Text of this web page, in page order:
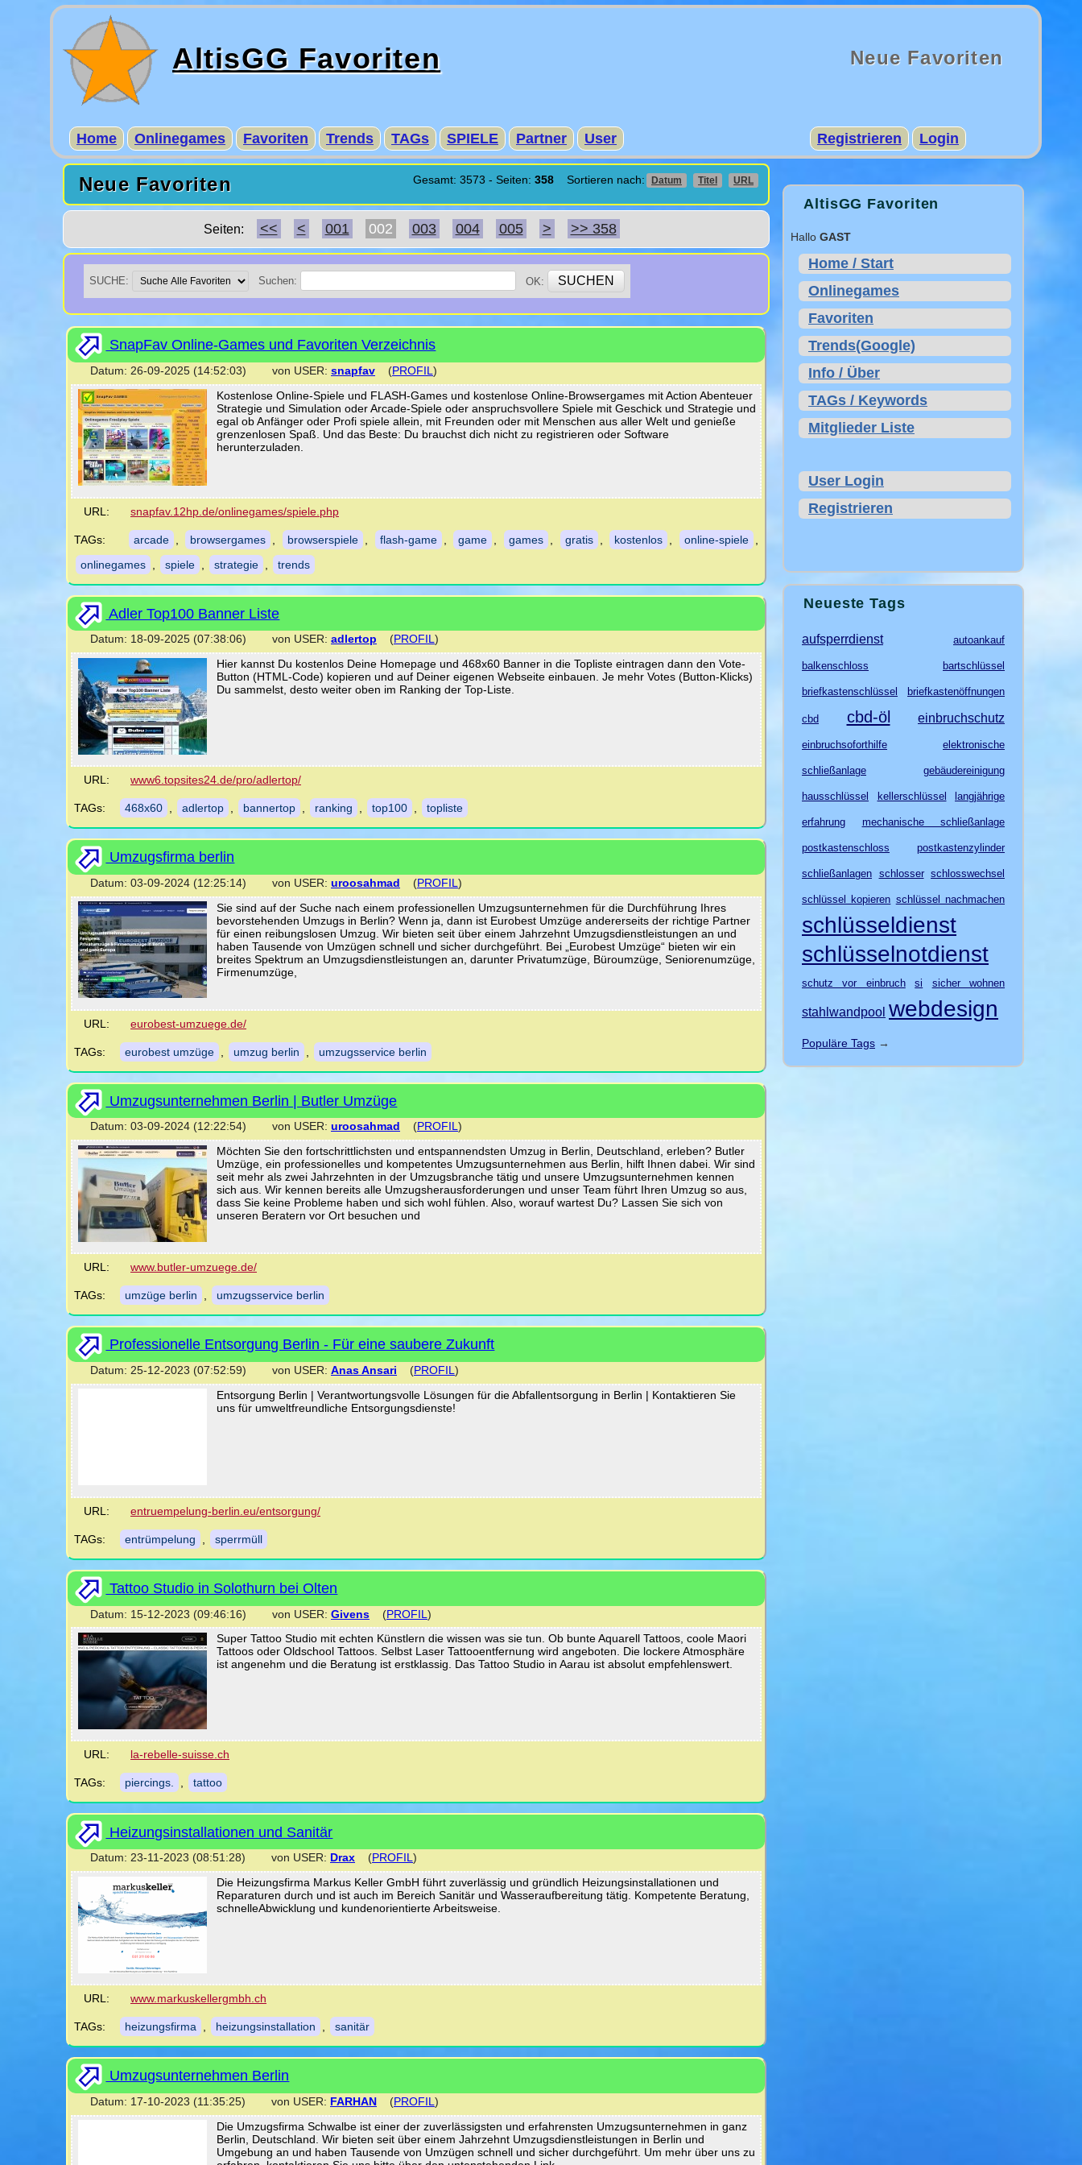
AltisGG Favoriten Neue Favoriten
Home Onlinegames Favoriten Trends TAGs SPIELE Partner User Login
Registrieren
Gesamt: 3573 - Seiten: 358 Sortieren nach: Datum Titel URL
Neue Favoriten
Seiten: << < 001 002 003 004 005 > >> 358
SUCHE: Suchen: OK:
SnapFav Online-Games und Favoriten Verzeichnis
Datum: 26-09-2025 (14:52:03) von USER: snapfav (PROFIL )
Kostenlose Online-Spiele und FLASH-Games und kostenlose Online-Browsergames mit Action Abenteuer
Strategie und Simulation oder Arcade-Spiele oder anspruchsvollere Spiele mit Geschick und Strategie und
egal ob Anfänger oder Profi spiele allein, mit Freunden oder mit Menschen aus aller Welt und genieße
grenzenlosen Spaß. Und das Beste: Du brauchst dich nicht zu registrieren oder Software
herunterzuladen.
URL: snapfav.12hp.de/onlinegames/spiele.php
TAGs: arcade browsergames browserspiele flash-game game games gratis kostenlos online-spiele
onlinegames
spiele strategie trends
Adler Top100 Banner Liste
Datum: 18-09-2025 (07:38:06) von USER: adlertop (PROFIL)
Hier kannst Du kostenlos Deine Homepage und 468x60 Banner in die Topliste eintragen dann den Vote-
Button (HTML-Code) kopieren und auf Deiner eigenen Webseite einbauen. Je mehr Votes (Button-Klicks)
Du sammelst, desto weiter oben im Ranking der Top-Liste.
URL: www6.topsites24.de/pro/adlertop/
TAGs: 468x60 adlertop bannertop ranking top100 topliste
Umzugsfirma berlin
Datum: 03-09-2024 (12:25:14) von USER: uroosahmad (PROFIL )
Sie sind auf der Suche nach einem professionellen Umzugsunternehmen für die Durchführung Ihres
bevorstehenden Umzugs in Berlin? Wenn ja, dann ist Eurobest Umzüge andererseits der richtige Partner
für einen reibungslosen Umzug. Wir bieten seit über einem Jahrzehnt Umzugsdienstleistungen an und
haben Tausende von Umzügen schnell und sicher durchgeführt. Bei „Eurobest Umzüge“ bieten wir ein
breites Spektrum an Umzugsdienstleistungen an, darunter Privatumzüge, Büroumzüge, Seniorenumzüge,
Firmenumzüge,
URL: eurobest-umzuege.de/
TAGs: eurobest umzüge umzug berlin umzugsservice berlin
Umzugsunternehmen Berlin | Butler Umzüge
Datum: 03-09-2024 (12:22:54) von USER: uroosahmad (PROFIL)
Möchten Sie den fortschrittlichsten und entspannendsten Umzug in Berlin, Deutschland, erleben? Butler
Umzüge, ein professionelles und kompetentes Umzugsunternehmen aus Berlin, hilft Ihnen dabei. Wir sind
seit mehr als zwei Jahrzehnten in der Umzugsbranche tätig und unsere Umzugsunternehmen kennen
sich aus. Wir kennen bereits alle Umzugsherausforderungen und unser Team führt Ihren Umzug so aus,
dass Sie keine Probleme haben und sich wohl fühlen. Also, worauf wartest Du? Lassen Sie sich von
unseren Beratern vor Ort besuchen und
URL: www.butler-umzuege.de/
TAGs: umzüge berlin , umzugsservice berlin
Professionelle Entsorgung Berlin - Für eine saubere Zukunft
Datum: 25-12-2023 (07:52:59) von USER: Anas Ansari (PROFIL )
Entsorgung Berlin | Verantwortungsvolle Lösungen für die Abfallentsorgung in Berlin | Kontaktieren Sie
uns für umweltfreundliche Entsorgungsdienste!
URL: entruempelung-berlin.eu/entsorgung/
TAGs: entrümpelung sperrmüll
Tattoo Studio in Solothurn bei Olten
Datum: 15-12-2023 (09:46:16) von USER: Givens (PROFIL )
Super Tattoo Studio mit echten Künstlern die wissen was sie tun. Ob bunte Aquarell Tattoos, coole Maori
Tattoos oder Oldschool Tattoos. Selbst Laser Tattooentfernung wird angeboten. Die lockere Atmosphäre
ist angenehm und die Beratung ist erstklassig. Das Tattoo Studio in Aarau ist absolut empfehlenswert.
URL: la-rebelle-suisse.ch
TAGs: piercings. , tattoo
Heizungsinstallationen und Sanitär
Datum: 23-11-2023 (08:51:28) von USER: Drax (PROFIL )
Die Heizungsfirma Markus Keller GmbH führt zuverlässig und gründlich Heizungsinstallationen und
Reparaturen durch und ist auch im Bereich Sanitär und Wasseraufbereitung tätig. Kompetente Beratung,
schnelleAbwicklung und kundenorientierte Arbeitsweise.
URL: www.markuskellergmbh.ch
TAGs: heizungsfirma heizungsinstallation sanitär
Umzugsunternehmen Berlin
Datum: 17-10-2023 (11:35:25) von USER: FARHAN (PROFIL )
Die Umzugsfirma Schwalbe ist einer der zuverlässigsten und erfahrensten Umzugsunternehmen in ganz
Berlin, Deutschland. Wir bieten seit über einem Jahrzehnt Umzugsdienstleistungen in Berlin und
Umgebung an und haben Tausende von Umzügen schnell und sicher durchgeführt. Um mehr über uns zu
AltisGG Favoriten
Hallo GAST
Home / Start
Onlinegames
Favoriten
Trends(Google)
Info / Über
TAGs / Keywords
Mitglieder Liste
User Login
Registrieren
Neueste Tags
aufsperrdienst autoankauf
balkenschloss bartschlüssel
briefkastenschlüssel briefkastenöffnungen
cbd cbd-öl einbruchschutz
einbruchsoforthilfe elektronische
schließanlage gebäudereinigung
hausschlüssel kellerschlüssel langjährige
erfahrung mechanische schließanlage
postkastenschloss postkastenzylinder
schließanlagen schlosser schlosswechsel
schlüssel kopieren schlüssel nachmachen
schlüsseldienst
schlüsselnotdienst
schutz vor einbruch si sicher wohnen
stahlwandpool webdesign
Populäre Tags →